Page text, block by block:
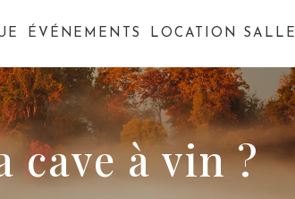
ÉVÉNEMENTS LOCATION SALLE
cave à vin ?